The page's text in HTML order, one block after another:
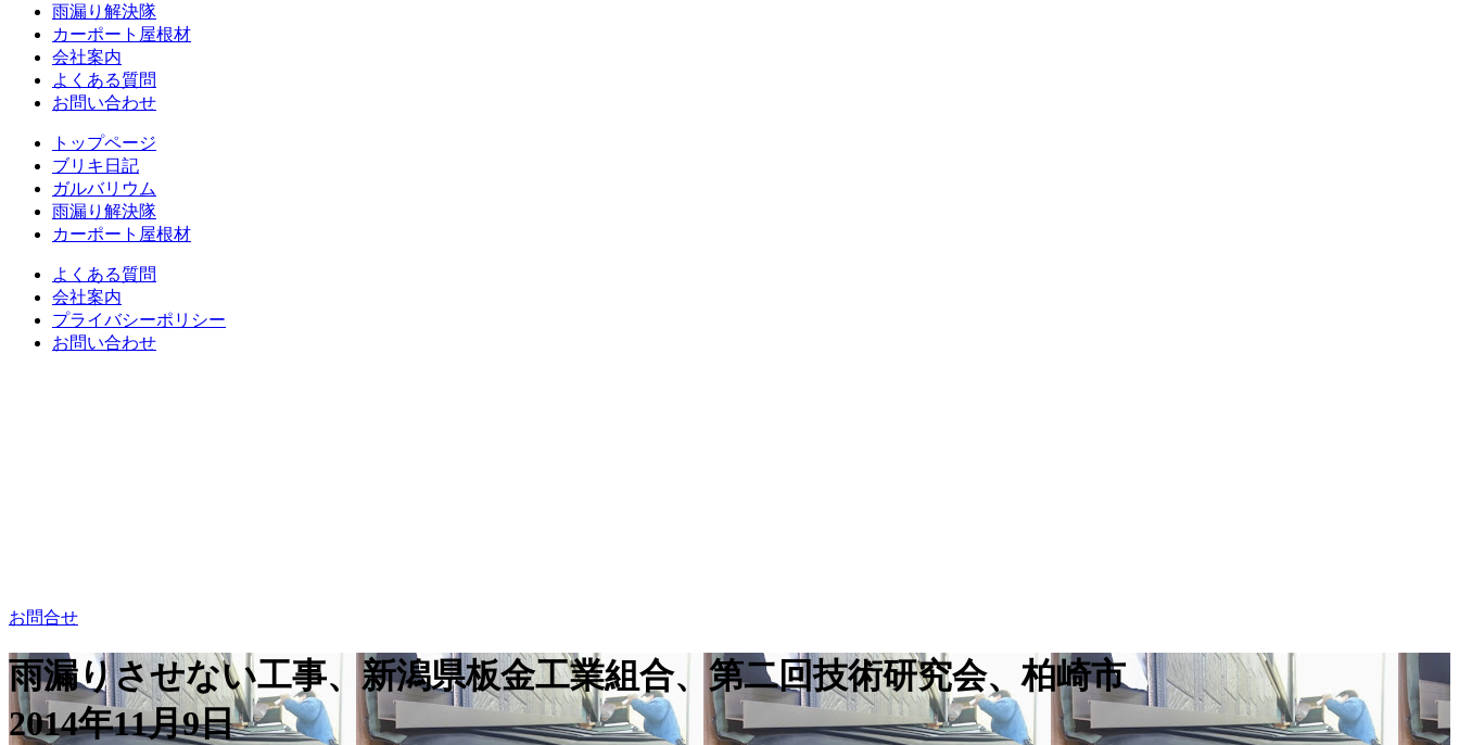
雨漏り解決隊
カーポート屋根材
会社案内
よくある質問
お問い合わせ
トップページ
ブリキ日記
ガルバリウム
雨漏り解決隊
カーポート屋根材
よくある質問
会社案内
プライバシーポリシー
お問い合わせ
お問合せ
雨漏りさせない工事、新潟県板金工業組合、第二回技術研究会、柏崎市
2014年11月9日